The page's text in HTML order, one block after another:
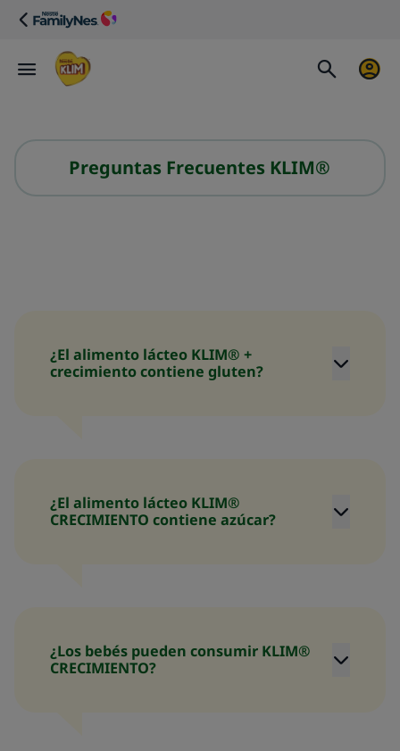
Preguntas Frecuentes KLIM®
¿El alimento lácteo KLIM® +
crecimiento contiene gluten?
¿El alimento lácteo KLIM®
CRECIMIENTO contiene azúcar?
¿Los bebés pueden consumir KLIM®
CRECIMIENTO?